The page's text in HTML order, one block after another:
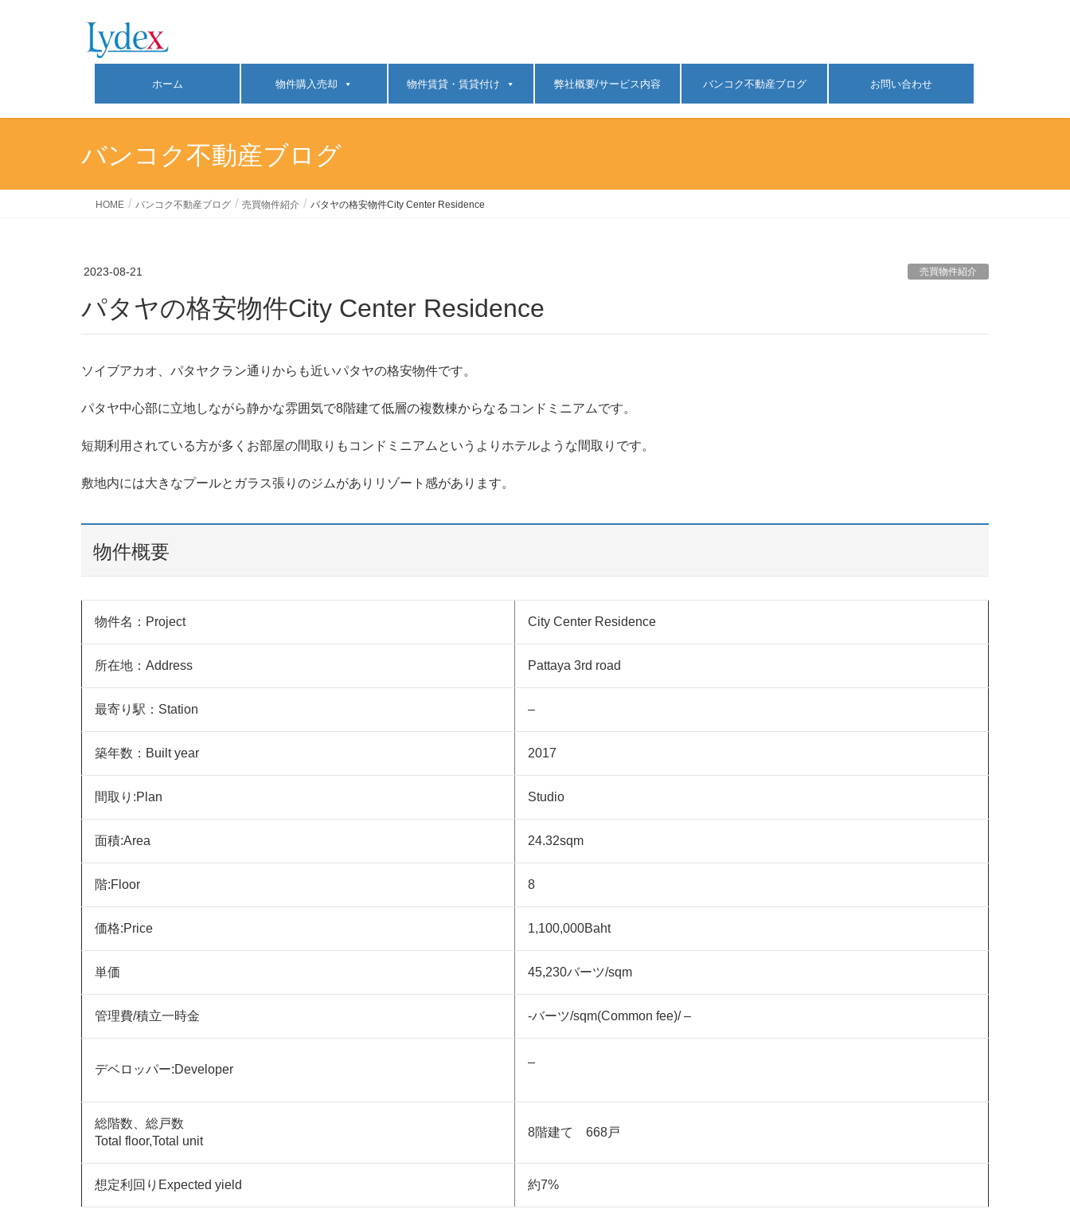
ホーム 物件購入売却 物件賃貸・賃貸付け 弊社概要/サービス内容 バンコク不動産ブログ お問い合わせ
バンコク不動産ブログ
HOME バンコク不動産ブログ 売買物件紹介 パタヤの格安物件City Center Residence
2023-08-21 売買物件紹介
パタヤの格安物件City Center Residence
ソイブアカオ、パタヤクラン通りからも近いパタヤの格安物件です。
パタヤ中心部に立地しながら静かな雰囲気で8階建て低層の複数棟からなるコンドミニアムです。
短期利用されている方が多くお部屋の間取りもコンドミニアムというよりホテルような間取りです。
敷地内には大きなプールとガラス張りのジムがありリゾート感があります。
物件概要
物件名：Project City Center Residence
所在地：Address Pattaya 3rd road
最寄り駅：Station –
築年数：Built year 2017
間取り:Plan Studio
面積:Area 24.32sqm
階:Floor 8
価格:Price 1,100,000Baht
単価 45,230バーツ/sqm
管理費/積立一時金 -バーツ/sqm(Common fee)/ –
デベロッパー:Developer
–
総階数、総戸数
Total floor,Total unit
8階建て 668戸
想定利回りExpected yield 約7%